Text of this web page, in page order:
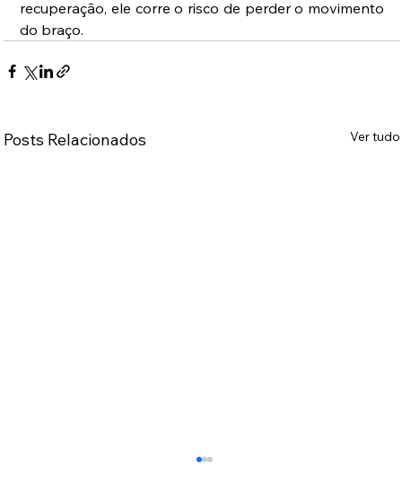
recuperação, ele corre o risco de perder o movimento
do braço.
Posts Relacionados Ver tudo